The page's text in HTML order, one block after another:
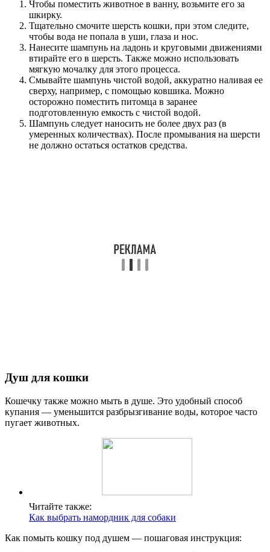
Чтобы поместить животное в ванну, возьмите его за
шкирку.
Тщательно смочите шерсть кошки, при этом следите,
чтобы вода не попала в уши, глаза и нос.
Нанесите шампунь на ладонь и круговыми движениями
втирайте его в шерсть. Также можно использовать
мягкую мочалку для этого процесса.
Смывайте шампунь чистой водой, аккуратно наливая ее
сверху, например, с помощью ковшика. Можно
осторожно поместить питомца в заранее
подготовленную емкость с чистой водой.
Шампунь следует наносить не более двух раз (в
умеренных количествах). После промывания на шерсти
не должно остаться остатков средства.
Душ для кошки
Кошечку также можно мыть в душе. Это удобный способ
купания — уменьшится разбрызгивание воды, которое часто
пугает животных.
Читайте также:
Как выбрать намордник для собаки
Как помыть кошку под душем — пошаговая инструкция: